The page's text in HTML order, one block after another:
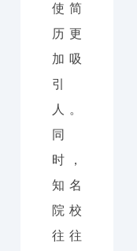
使简
历更
加吸
引
人。
同
时，
知名
院校
往往